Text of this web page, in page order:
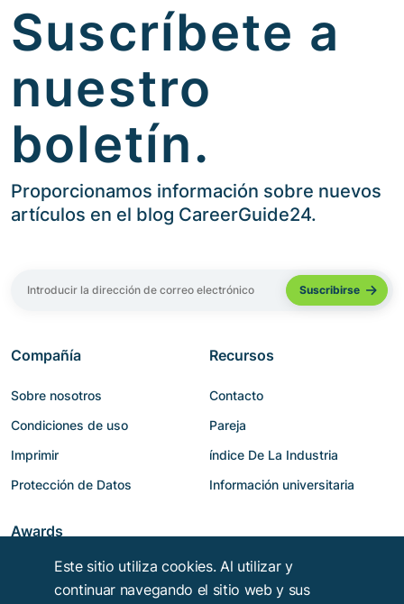
Suscríbete a
nuestro
boletín.
Proporcionamos información sobre nuevos
artículos en el blog CareerGuide24.
Compañía
Sobre nosotros
Condiciones de uso
Imprimir
Protección de Datos
Recursos
Contacto
Pareja
índice De La Industria
Información universitaria
Awards
Este sitio utiliza cookies. Al utilizar y
continuar navegando el sitio web y sus